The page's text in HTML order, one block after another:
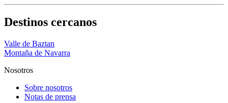
Destinos cercanos
Valle de Baztan
Montaña de Navarra
Nosotros
Sobre nosotros
Notas de prensa